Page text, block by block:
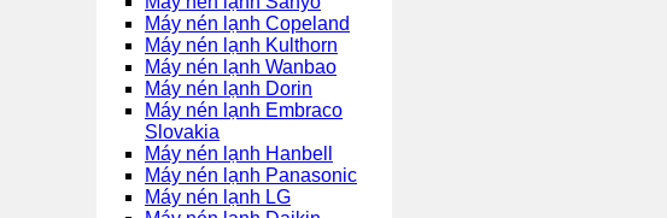
Máy nén lạnh Copeland
Máy nén lạnh Kulthorn
Máy nén lạnh Wanbao
Máy nén lạnh Dorin
Máy nén lạnh Embraco
Slovakia
Máy nén lạnh Hanbell
Máy nén lạnh Panasonic
Máy nén lạnh LG